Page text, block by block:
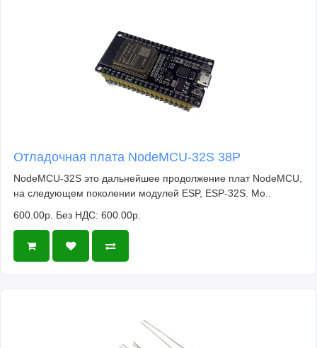
Отладочная плата NodeMCU-32S 38P
NodeMCU-32S это дальнейшее продолжение плат NodeMCU,
на следующем поколении модулей ESP, ESP-32S. Мо..
600.00р. Без НДС: 600.00р.